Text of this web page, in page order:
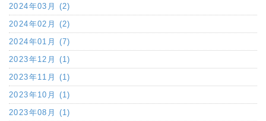
2024年03月 (2)
2024年02月 (2)
2024年01月 (7)
2023年12月 (1)
2023年11月 (1)
2023年10月 (1)
2023年08月 (1)